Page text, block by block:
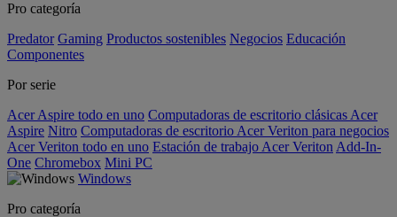
Pro categoría
Predator Gaming Productos sostenibles Negocios Educación
Componentes
Por serie
Acer Aspire todo en uno Computadoras de escritorio clásicas Acer
Aspire Nitro Computadoras de escritorio Acer Veriton para negocios
Acer Veriton todo en uno Estación de trabajo Acer Veriton Add-In-
One Chromebox Mini PC
Windows
Pro categoría